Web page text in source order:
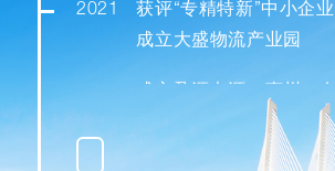
2021
获评“专精特新”中小企业
成立大盛物流产业园
公司承接深圳公司生产